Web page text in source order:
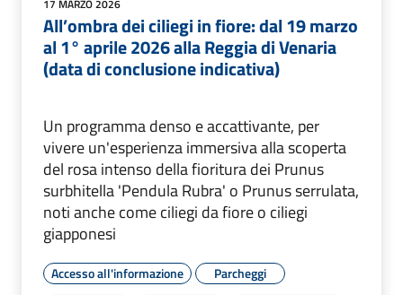
17 MARZO 2026
All’ombra dei ciliegi in fiore: dal 19 marzo
al 1° aprile 2026 alla Reggia di Venaria
(data di conclusione indicativa)
Un programma denso e accattivante, per
vivere un'esperienza immersiva alla scoperta
del rosa intenso della fioritura dei Prunus
surbhitella 'Pendula Rubra' o Prunus serrulata,
noti anche come ciliegi da fiore o ciliegi
giapponesi
Accesso all'informazione
Parcheggi